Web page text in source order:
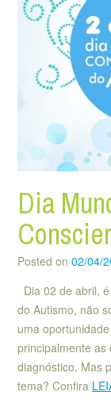
Dia
Posted on 02/04/
Dia 02 de abril,
do Autismo, não
uma
principalmente as
diagnóstico. Mas
tema? Confira